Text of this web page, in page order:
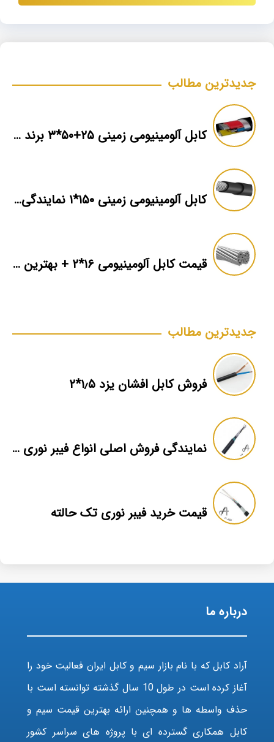
جدیدترین مطالب
کابل آلومینیومی زمینی ۲۵+۵۰*۳ برند ماهان
کابل آلومینیومی زمینی ۱۵۰*۱ نمایندگی فروش
قیمت کابل آلومینیومی ۱۶*۲ + بهترین برند بازار + اطلاعات فنی
جدیدترین مطالب
فروش کابل افشان یزد ۱٫۵*۲
نمایندگی فروش اصلی انواع فیبر نوری ۱۲ کور
قیمت خرید فیبر نوری تک حالته
درباره ما
آراد کابل که با نام بازار سیم و کابل ایران فعالیت خود را
آغاز کرده است در طول 10 سال گذشته توانسته است با
حذف واسطه ها و همچنین ارائه بهترین قیمت سیم و
کابل همکاری گسترده ای با پروژه های سراسر کشور